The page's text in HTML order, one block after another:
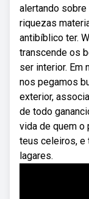
alertando
riquezas
antibíblico ter.
transcende os
ser interior. Em
nos pegamos
exterior,
de todo
vida de quem o
teus celeiros, e
lagares.